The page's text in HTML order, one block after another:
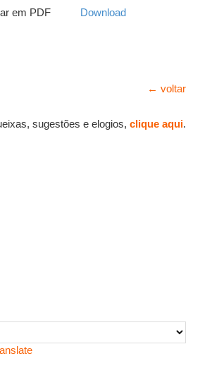
em PDF Download
← voltar
sugestões e elogios, clique aqui.